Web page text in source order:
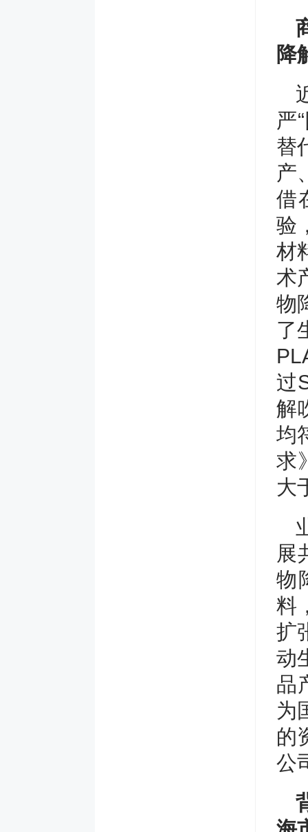
降
严
替
产
借
验
材
术
物
了
过
解
均
求
大
展
物
料
扩
动
品
为
的
公